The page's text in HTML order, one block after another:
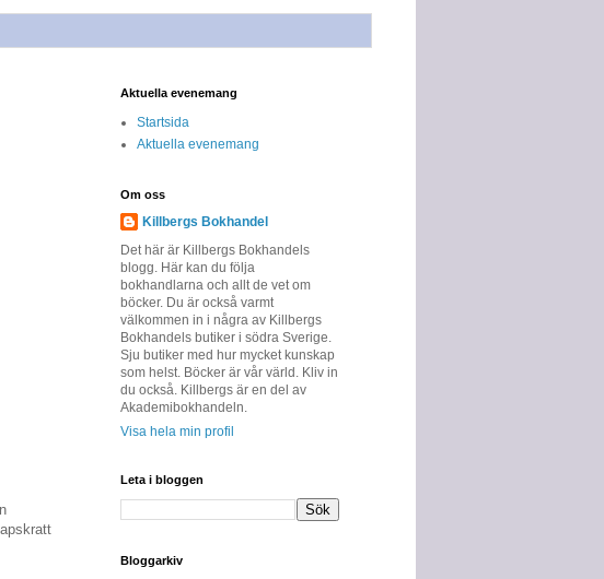
Aktuella evenemang
Startsida
Aktuella evenemang
Om oss
Killbergs Bokhandel
Det här är Killbergs Bokhandels
blogg. Här kan du följa
bokhandlarna och allt de vet om
böcker. Du är också varmt
välkommen in i några av Killbergs
Bokhandels butiker i södra Sverige.
Sju butiker med hur mycket kunskap
som helst. Böcker är vår värld. Kliv in
du också. Killbergs är en del av
Akademibokhandeln.
Visa hela min profil
Leta i bloggen
Bloggarkiv